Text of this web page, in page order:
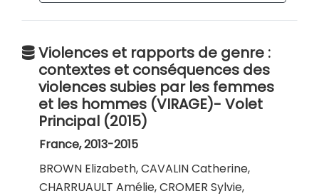
Violences et rapports de genre :
contextes et conséquences des
violences subies par les femmes
et les hommes (VIRAGE)- Volet
Principal (2015)
France, 2013-2015
BROWN Elizabeth, CAVALIN Catherine,
CHARRUAULT Amélie, CROMER Sylvie,